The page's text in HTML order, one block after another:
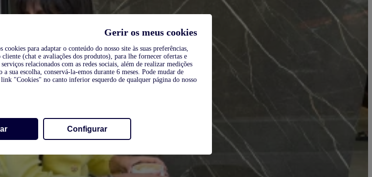
Gerir os meus cookies
cookies para adaptar o conteúdo do nosso site às suas preferências,
cliente (chat e avaliações dos produtos), para lhe fornecer ofertas e
relacionados com as redes sociais, além de realizar medições
sua escolha, conservá-la-emos durante 6 meses. Pode mudar de
"Cookies" no canto inferior esquerdo de qualquer página do nosso
Configurar